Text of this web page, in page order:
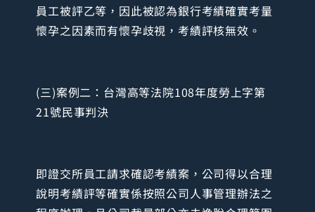
員工被評乙等，因此被認為銀行考績確實考量
懷孕之因素而有懷孕歧視，考績評核無效。
(三)案例二：台灣高等法院108年度勞上字第
21號民事判決
即證交所員工請求確認考績案，公司得以合理
說明考績評等確實係按照公司人事管理辦法之